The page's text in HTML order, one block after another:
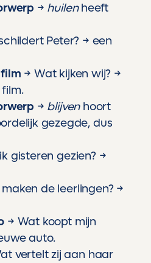
→ huilenheeft
Peter? → een
→ Wat kijken wij? →
→ blijvenhoort
gezegde, dus
gisteren gezien? →
de leerlingen? →
→ Wat koopt mijn
auto.
vertelt zij aan haar